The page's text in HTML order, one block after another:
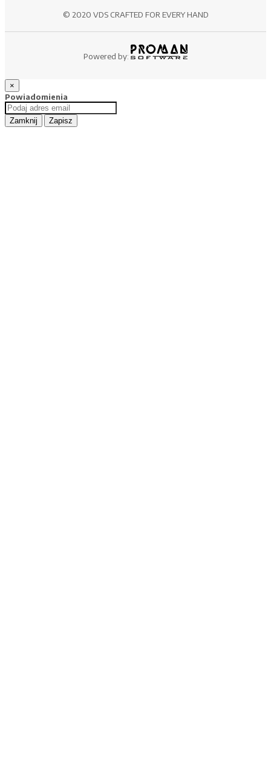
© 2020 VDS CRAFTED FOR EVERY HAND
Powered by:
×
Powiadomienia
Zamknij Zapisz